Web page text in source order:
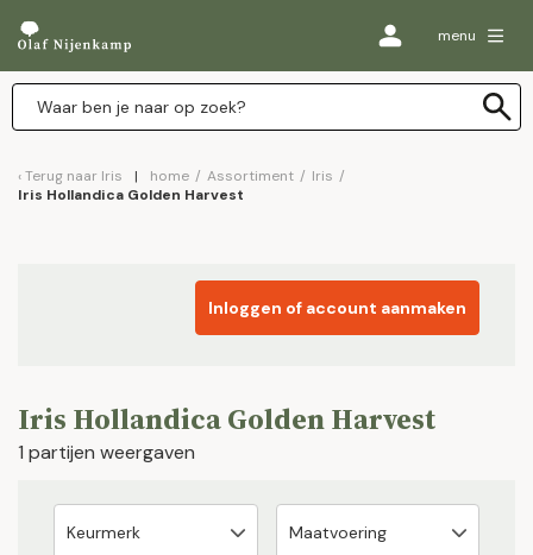
menu
Terug naar Iris home / Assortiment / Iris /
Iris Hollandica Golden Harvest
Inloggen of account aanmaken
Iris Hollandica Golden Harvest
1 partijen weergaven